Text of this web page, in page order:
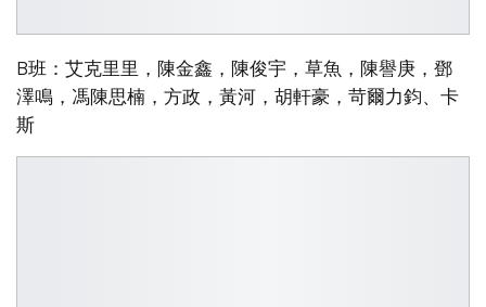
B班：艾克里里，陳金鑫，陳俊宇，草魚，陳譽庚，鄧
澤鳴，馮陳思楠，方政，黃河，胡軒豪，苛爾力鈞、卡
斯